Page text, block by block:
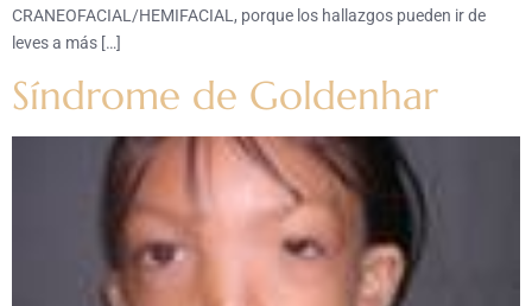
CRANEOFACIAL/HEMIFACIAL, porque los hallazgos pueden ir de
leves a más […]
Síndrome de Goldenhar